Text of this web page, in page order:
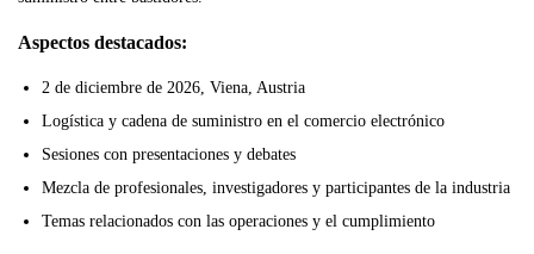
Aspectos destacados:
2 de diciembre de 2026, Viena, Austria
Logística y cadena de suministro en el comercio electrónico
Sesiones con presentaciones y debates
Mezcla de profesionales, investigadores y participantes de la industria
Temas relacionados con las operaciones y el cumplimiento